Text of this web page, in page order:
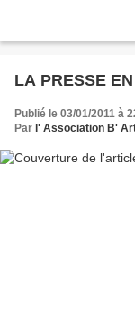
LA PRESSE
Publié le 03/01/2011 à
Par l' Association B'